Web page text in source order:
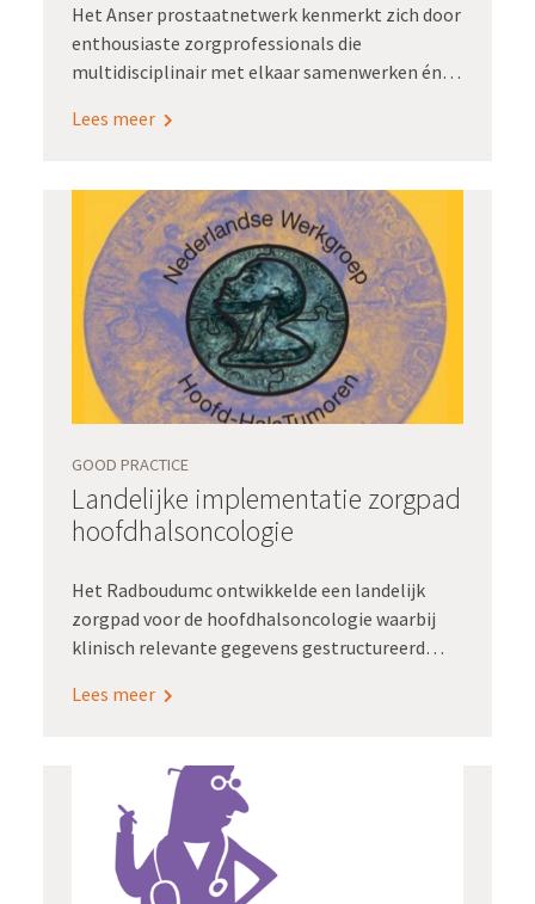
Het Anser prostaatnetwerk kenmerkt zich door
enthousiaste zorgprofessionals die
multidisciplinair met elkaar samenwerken én
registreren voor hergebruik voor elkaar te
aan de bron op om hier handen en voeten aan te
geven.
Lees meer
GOOD PRACTICE
Landelijke implementatie zorgpad
hoofdhalsoncologie
Het Radboudumc ontwikkelde een landelijk
zorgpad voor de hoofdhalsoncologie waarbij
klinisch relevante gegevens gestructureerd
ondersteunde de implementatie van dit
Leeuwenhoek.
Lees meer